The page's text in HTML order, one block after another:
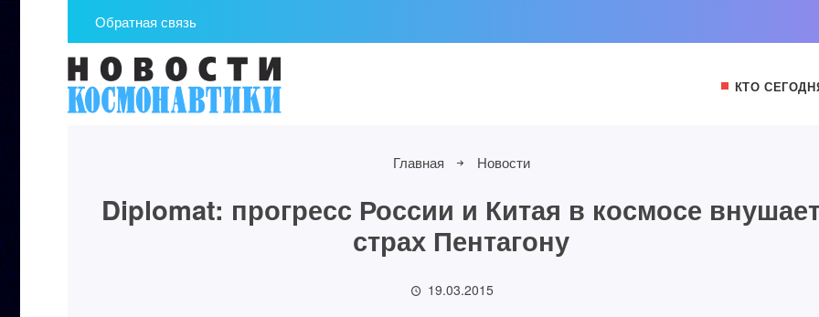
Обратная связь
КТО
Главная Новости
Diplomat: прогресс России и Китая в космосе
страх Пентагону
19.03.2015